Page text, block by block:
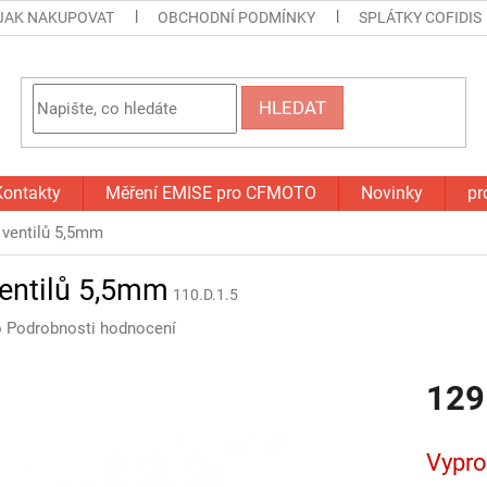
NAKUPOVAT OBCHODNÍ PODMÍNKY SPLÁTKY COFIDIS
HLEDAT
Měření EMISE pro CFMOTO Novinky
5,5mm
5,5mm 110.D.1.5
Podrobnosti hodnocení
cena: